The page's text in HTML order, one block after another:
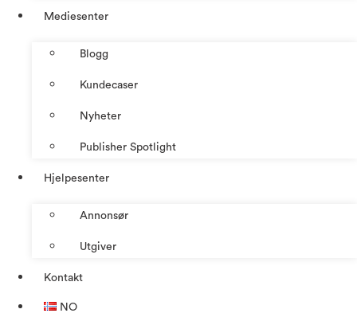
Mediesenter
Blogg
Kundecaser
Nyheter
Publisher Spotlight
Hjelpesenter
Annonsør
Utgiver
Kontakt
NO